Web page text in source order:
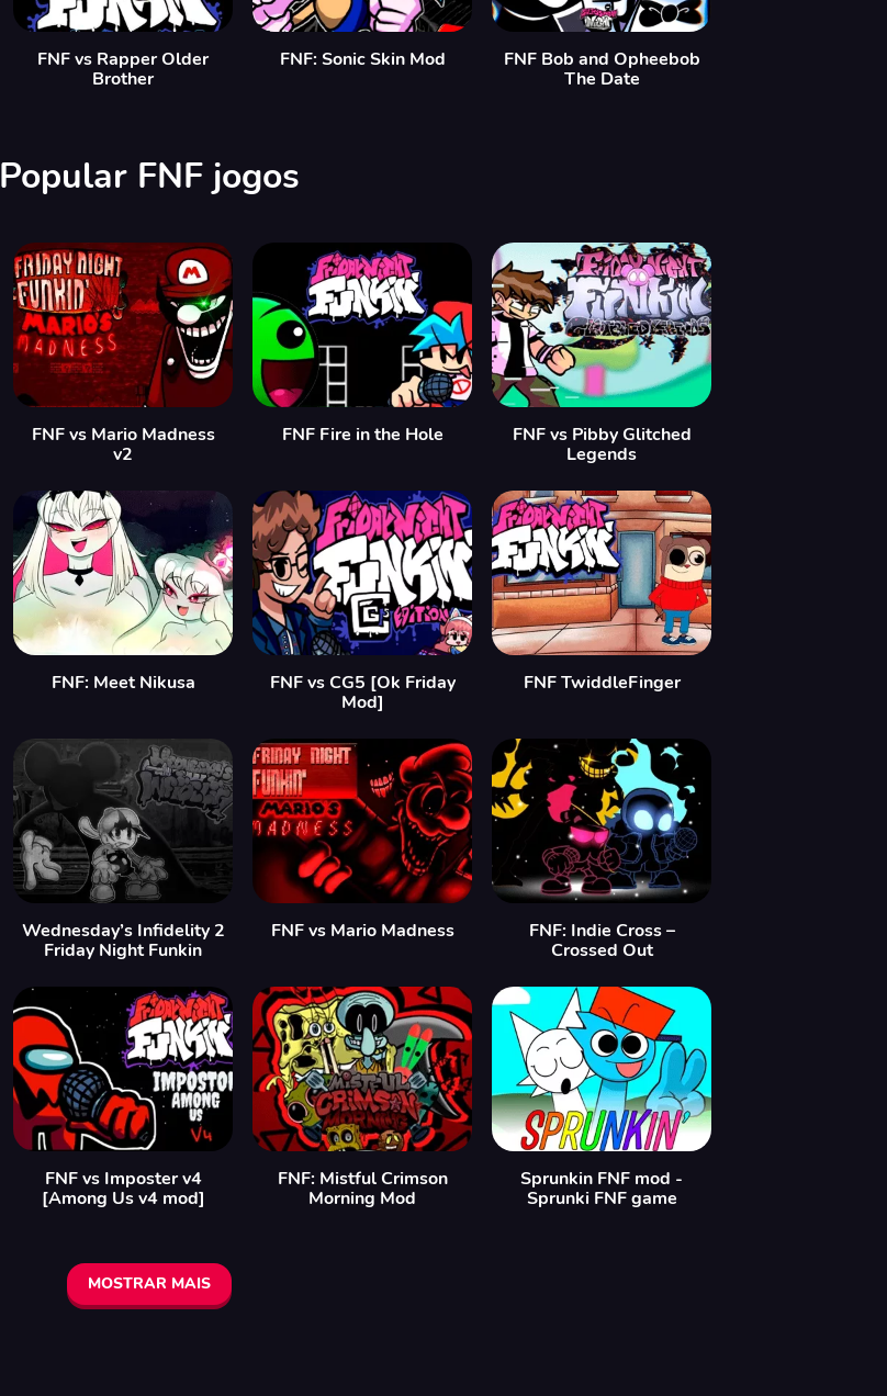
FNF vs Rapper Older
Brother
FNF: Sonic Skin Mod
FNF Bob and Opheebob
The Date
Popular FNF jogos
FNF vs Mario Madness
v2
FNF Fire in the Hole
FNF vs Pibby Glitched
Legends
FNF: Meet Nikusa
FNF vs CG5 [Ok Friday
Mod]
FNF TwiddleFinger
Wednesday’s Infidelity 2
Friday Night Funkin
FNF vs Mario Madness
FNF: Indie Cross –
Crossed Out
FNF vs Imposter v4
[Among Us v4 mod]
FNF: Mistful Crimson
Morning Mod
Sprunkin FNF mod -
Sprunki FNF game
MOSTRAR MAIS